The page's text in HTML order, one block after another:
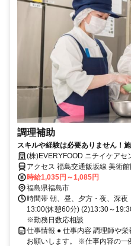
調理補助
スキルや経験は必要ありません！
集！(株)EVERYFOOD ニチイケアセ
アクセス 福島交通飯坂線 美術
時給1,035円～1,085円
福島県福島市
時間帯 朝、昼、夕方・夜、深
13:00(休憩60分) (2)13:30～
※勤務日数応相談
仕事情報 ● 仕事内容 調理師や
お願いします。 ※仕事内容の一